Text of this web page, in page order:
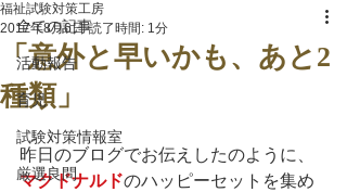
全ての記事
活動報告
育児
試験対策情報室
厳選良問
「意外と早いかも、あと2
種類」
福祉試験対策工房
2017年8月6日 読了時間: 1分
昨日のブログでお伝えしたのように、
マクドナルドのハッピーセットを集め